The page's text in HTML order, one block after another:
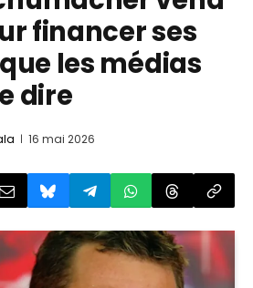
financer ses
les médias
dire
16 mai 2026